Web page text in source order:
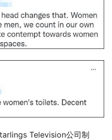
Television公司制